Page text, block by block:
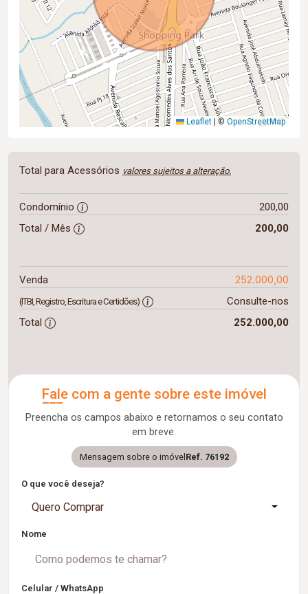
Leaflet | © OpenStreetMap
Total para Acessórios valores sujeitos a alteração.
Condomínio
200,00
Total / Mês
200,00
Venda 252.000,00
(ITBI, Registro, Escritura e Certidões)
Consulte-nos
Total
252.000,00
Fale com a gente sobre este imóvel
Preencha os campos abaixo e retornamos o seu contato
em breve.
Mensagem sobre o imóvelRef. 76192
O que você deseja?
Quero Comprar
Nome
Celular / WhatsApp